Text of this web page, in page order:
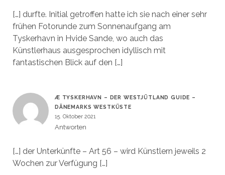
[…] durfte. Initial getroffen hatte ich sie nach einer sehr
frühen Fotorunde zum Sonnenaufgang am
Tyskerhavn in Hvide Sande, wo auch das
Künstlerhaus ausgesprochen idyllisch mit
fantastischen Blick auf den […]
Æ TYSKERHAVN – DER WESTJÜTLAND GUIDE –
DÄNEMARKS WESTKÜSTE
15. Oktober 2021
Antworten
[…] der Unterkünfte – Art 56 – wird Künstlern jeweils 2
Wochen zur Verfügung […]